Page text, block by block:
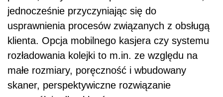
jednocześnie przyczyniając się do
usprawnienia procesów związanych z obsługą
klienta. Opcja mobilnego kasjera czy systemu
rozładowania kolejki to m.in. ze względu na
małe rozmiary, poręczność i wbudowany
skaner, perspektywiczne rozwiązanie